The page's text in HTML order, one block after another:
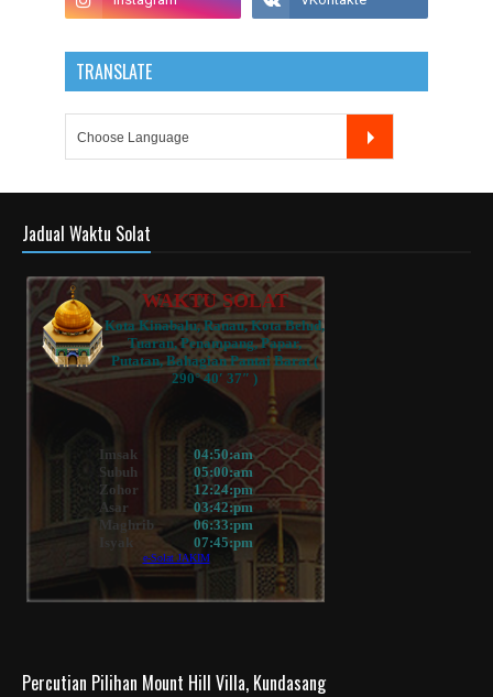
TRANSLATE
Jadual Waktu Solat
Percutian Pilihan Mount Hill Villa, Kundasang